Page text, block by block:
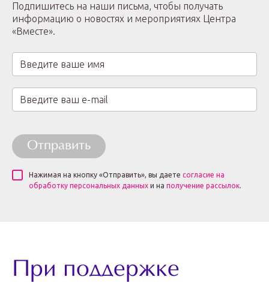
Подпишитесь на наши письма, чтобы получать
информацию о новостях и мероприятиях Центра
«Вместе».
Отправить
Нажимая на кнопку «Отправить», вы даете согласие на
обработку персональных данных и на получение рассылок.
При поддержке